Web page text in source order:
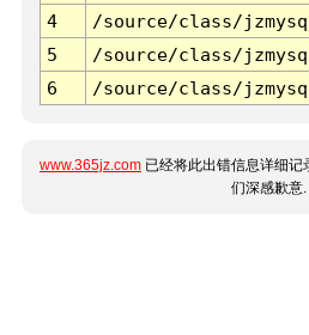
4
/source/class/
5
/source/class/
6
/source/class/
www.365jz.com 已经将此出错信息详细
们深感歉意.